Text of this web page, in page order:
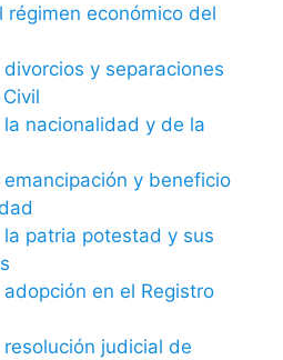
régimen económico del
y separaciones
nacionalidad y de la
y beneficio
patria potestad y sus
en el Registro
judicial de